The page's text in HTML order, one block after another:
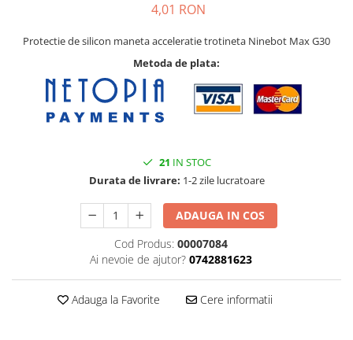
Acumulatori, BMS si accesorii
Acumulatori
Module balansare
Incarcare, descarcare si afisare
Placi dezvoltare
Module atasabile Arduino
Module Wireless
Senzori Arduino
Accesorii si componente
pentru Arduino
4,01 RON
Protectie de silicon maneta acceleratie trotineta Ninebot Max G30
Metoda de plata:
21 IN STOC
Durata de livrare: 1-2 zile lucratoare
ADAUGA IN COS
Cod Produs: 00007084
Ai nevoie de ajutor? 0742881623
Adauga la Favorite Cere informatii